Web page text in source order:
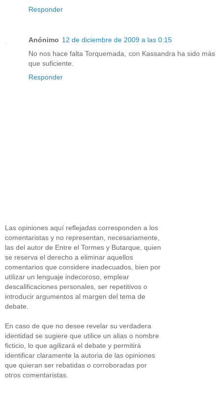
Responder
Anónimo 12 de diciembre de 2009 a las 0:15
No nos hace falta Torquemada, con Kassandra ha sido más
que suficiente.
Responder
Las opiniones aquí reflejadas corresponden a los
comentaristas y no representan, necesariamente,
las del autor de Entre el Tormes y Butarque, quien
se reserva el derecho a eliminar aquellos
comentarios que considere inadecuados, bien por
utilizar un lenguaje indecoroso, emplear
descalificaciones personales, ser repetitivos o
introducir argumentos al margen del tema de
debate.
En caso de que no desee revelar su verdadera
identidad se sugiere que utilice un alias o nombre
ficticio, lo que agilizará el debate y permitirá
identificar claramente la autoria de las opiniones
que quieran ser rebatidas o corroboradas por
otros comentaristas.